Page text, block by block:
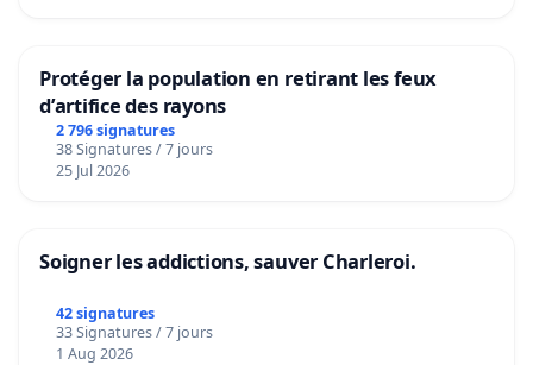
Protéger la population en retirant les feux
d’artifice des rayons
2 796 signatures
38 Signatures / 7 jours
25 Jul 2026
Soigner les addictions, sauver Charleroi.
42 signatures
33 Signatures / 7 jours
1 Aug 2026